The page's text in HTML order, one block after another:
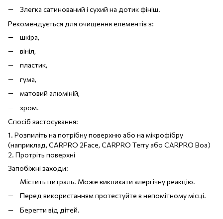
Злегка сатинований і сухий на дотик фініш.
Рекомендується для очищення елементів з:
шкіра,
вініл,
пластик,
гума,
матовий алюміній,
хром.
Спосіб застосування:
1. Розпиліть на потрібну поверхню або на мікрофібру
(наприклад, CARPRO 2Face, CARPRO Terry або CARPRO Boa)
2. Протріть поверхні
Запобіжні заходи:
Містить цитраль. Може викликати алергічну реакцію.
Перед використанням протестуйте в непомітному місці.
Берегти від дітей.